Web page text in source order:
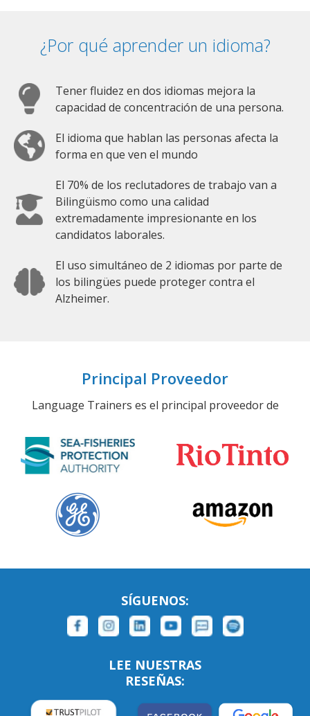
¿Por qué aprender un idioma?
Tener fluidez en dos idiomas mejora la
capacidad de concentración de una persona.
El idioma que hablan las personas afecta la
forma en que ven el mundo
El 70% de los reclutadores de trabajo van a
Bilingüismo como una calidad
extremadamente impresionante en los
candidatos laborales.
El uso simultáneo de 2 idiomas por parte de
los bilingües puede proteger contra el
Alzheimer.
Principal Proveedor
Language Trainers es el principal proveedor de
SÍGUENOS:
LEE NUESTRAS
RESEÑAS: